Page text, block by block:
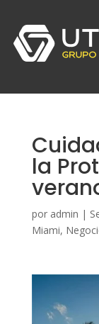
la
por admin |
Miami,